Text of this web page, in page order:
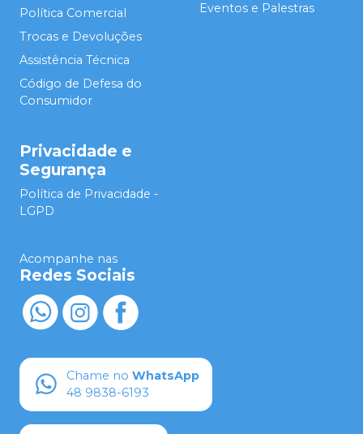
Política Comercial
Trocas e Devoluções
Assistência Técnica
Código de Defesa do
Consumidor
Eventos e Palestras
Privacidade e
Segurança
Política de Privacidade -
LGPD
Acompanhe nas
Redes Sociais
Chame no WhatsApp
48 9838-6193